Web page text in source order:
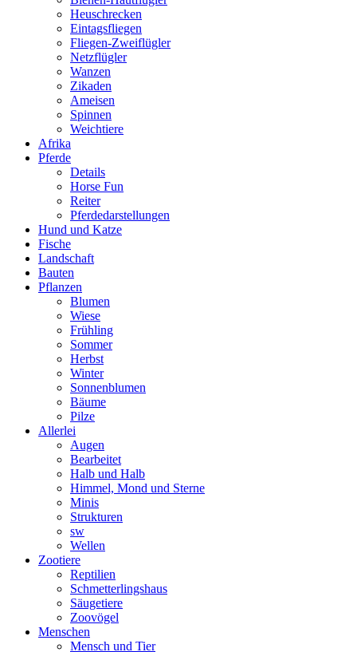
Heuschrecken
Eintagsfliegen
Fliegen-Zweiflügler
Netzflügler
Wanzen
Zikaden
Ameisen
Spinnen
Weichtiere
Afrika
Pferde
Details
Horse Fun
Reiter
Pferdedarstellungen
Hund und Katze
Fische
Landschaft
Bauten
Pflanzen
Blumen
Wiese
Frühling
Sommer
Herbst
Winter
Sonnenblumen
Bäume
Pilze
Allerlei
Augen
Bearbeitet
Halb und Halb
Himmel, Mond und Sterne
Minis
Strukturen
sw
Wellen
Zootiere
Reptilien
Schmetterlingshaus
Säugetiere
Zoovögel
Menschen
Mensch und Tier